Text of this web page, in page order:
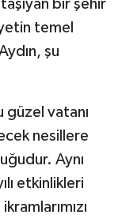
bir şehir
temel
şu
güzel vatanı
nesillere
Aynı
etkinlikleri